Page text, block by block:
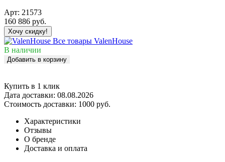
Арт: 21573
160 886 руб.
Хочу скидку!
Все товары ValenHouse
В наличии
Добавить в корзину
Купить в 1 клик
Дата доставки: 08.08.2026
Стоимость доставки: 1000 руб.
Характеристики
Отзывы
О бренде
Доставка и оплата